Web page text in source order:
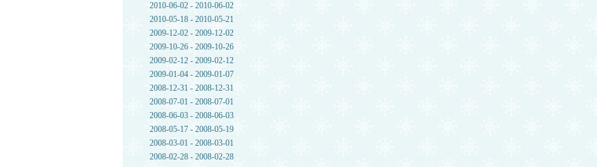
2010-06-02 - 2010-06-02
2010-05-18 - 2010-05-21
2009-12-02 - 2009-12-02
2009-10-26 - 2009-10-26
2009-02-12 - 2009-02-12
2009-01-04 - 2009-01-07
2008-12-31 - 2008-12-31
2008-07-01 - 2008-07-01
2008-06-03 - 2008-06-03
2008-05-17 - 2008-05-19
2008-03-01 - 2008-03-01
2008-02-28 - 2008-02-28